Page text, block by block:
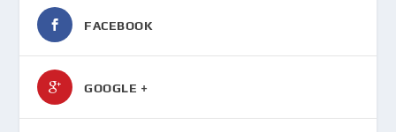
FACEBOOK
GOOGLE +